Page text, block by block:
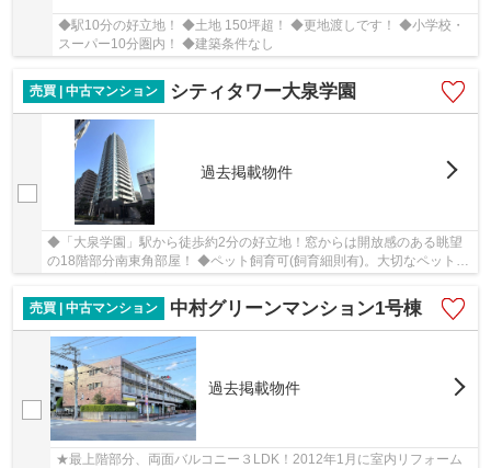
◆駅10分の好立地！ ◆土地 150坪超！ ◆更地渡しです！ ◆小学校・
スーパー10分圏内！ ◆建築条件なし
売買 | 中古マンション シティタワー大泉学園
過去掲載物件
◆「大泉学園」駅から徒歩約2分の好立地！窓からは開放感のある眺望
の18階部分南東角部屋！ ◆ペット飼育可(飼育細則有)。大切なペットと
売買 | 中古マンション
中村グリーンマンション1号棟
過去掲載物件
★最上階部分、両面バルコニー３LDK！2012年1月に室内リフォーム